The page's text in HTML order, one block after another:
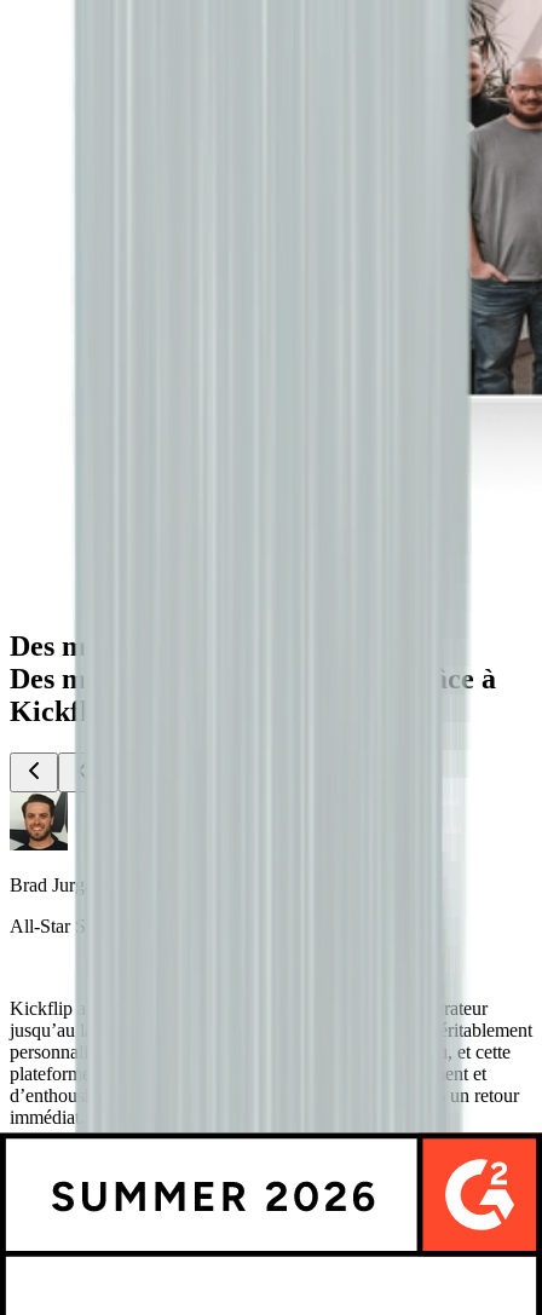
Des milliers de marques.
Des millions de paniers remplis grâce à
Kickflip.
Brad Jurga
All-Star Sporting Goods
Kickflip a rendu tout simple, de la conception du configurateur
jusqu’au lancement. Nous concevons des équipements véritablement
personnalisés pour des joueurs de baseball de haut niveau, et cette
plateforme nous permet de générer davantage d’engagement et
d’enthousiasme autour de notre marque. Nous constatons un retour
immédiat.
June 16, 2025